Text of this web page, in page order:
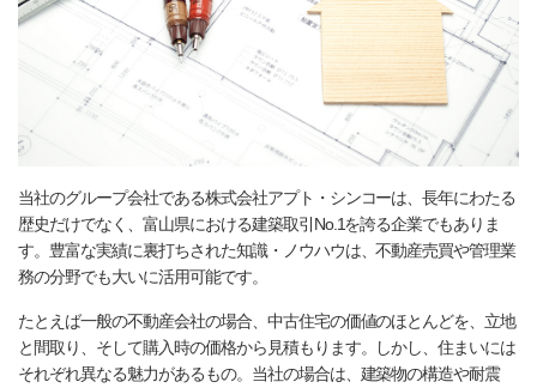
当社のグループ会社である株式会社アプト・シンコーは、長年にわたる
歴史だけでなく、富山県における建築取引No.1を誇る企業でもありま
す。豊富な実績に裏打ちされた知識・ノウハウは、不動産売買や管理業
務の分野でも大いに活用可能です。
たとえば一般の不動産会社の場合、中古住宅の価値のほとんどを、立地
と間取り、そして購入時の価格から見積もります。しかし、住まいには
それぞれ異なる魅力があるもの。当社の場合は、建築物の構造や耐震